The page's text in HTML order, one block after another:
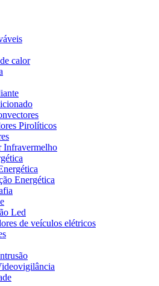
calor
Pirolíticos
Infravermelho
Energética
Led
de veículos elétricos